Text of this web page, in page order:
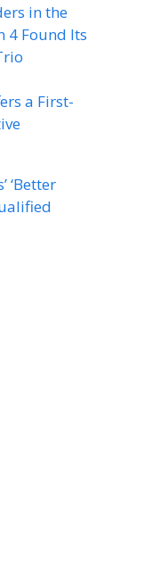
in the
4 Found Its
a First-
‘Better